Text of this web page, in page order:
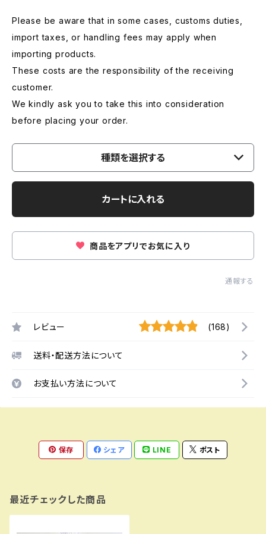
Please be aware that in some cases, customs duties,
import taxes, or handling fees may apply when
importing products.
These costs are the responsibility of the receiving
customer.
We kindly ask you to take this into consideration
before placing your order.
種類を選択する
カートに入れる
商品をアプリでお気に入り
通報する
レビュー (168)
送料・配送方法について
お支払い方法について
保存 シェア LINE ポスト
最近チェックした商品